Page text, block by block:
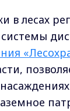
лесах